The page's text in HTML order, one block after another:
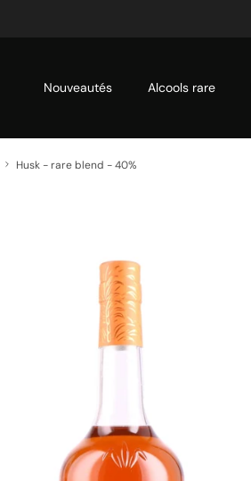
Nouveautés Alcools rare
Husk - rare blend - 40%